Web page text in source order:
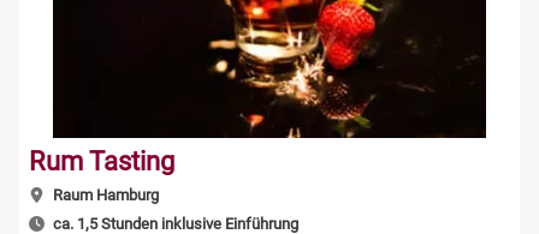
Rum Tasting
Raum Hamburg
ca. 1,5 Stunden inklusive Einführung